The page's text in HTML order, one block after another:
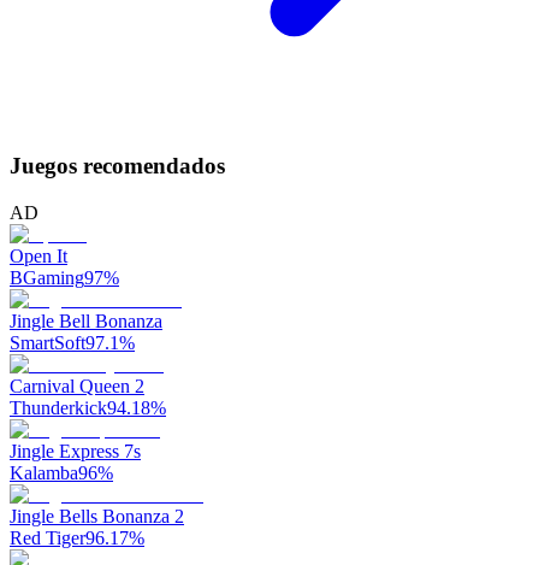
Juegos recomendados
AD
Open It
BGaming97%
Jingle Bell Bonanza
SmartSoft97.1%
Carnival Queen 2
Thunderkick94.18%
Jingle Express 7s
Kalamba96%
Jingle Bells Bonanza 2
Red Tiger96.17%